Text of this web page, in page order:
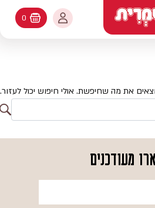
החשבון שלי
עגלת קניות
0
את מה שחיפשת. אולי חיפוש יכול לעזור.
מעודכנים